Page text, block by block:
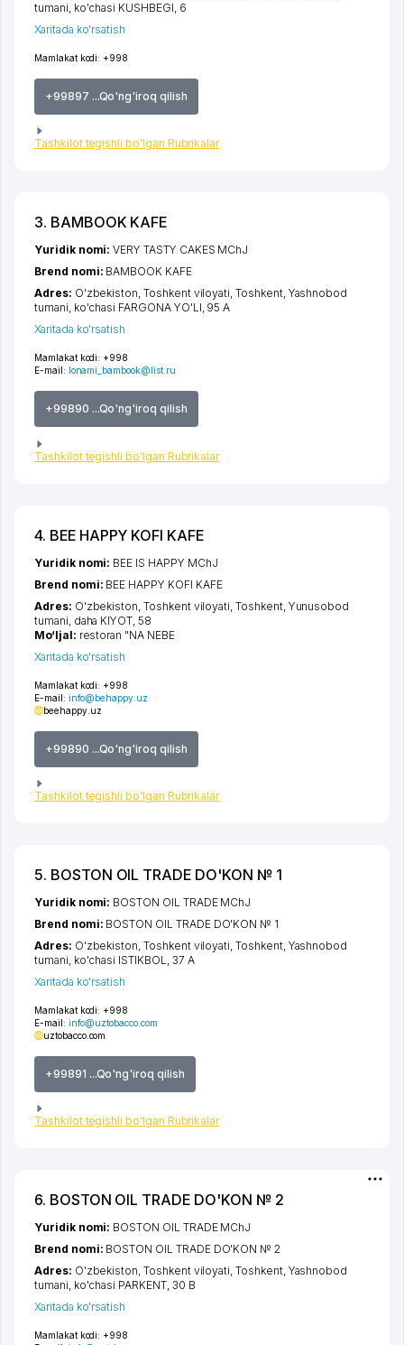
Mamlakat kodi: +998
+99897 ...Qo'ng'iroq qilish
Tashkilot tegishli bo'lgan Rubrikalar
tumani, ko'chasi KUSHBEGI, 6
Xaritada ko'rsatish
3. BAMBOOK KAFE
Mamlakat kodi: +998
E-mail: lonami_bambook@list.ru
+99890 ...Qo'ng'iroq qilish
Tashkilot tegishli bo'lgan Rubrikalar
Yuridik nomi:VERY TASTY CAKES MChJ
Brend nomi: BAMBOOK KAFE
Adres: O'zbekiston,Toshkent viloyati,Toshkent, Yashnobod
tumani, ko'chasi FARGONA YO'LI, 95 A
Xaritada ko'rsatish
4. BEE HAPPY KOFI KAFE
Mamlakat kodi: +998
E-mail: info@behappy.uz
beehappy.uz
+99890 ...Qo'ng'iroq qilish
Tashkilot tegishli bo'lgan Rubrikalar
Yuridik nomi: BEE IS HAPPY MChJ
Brend nomi: BEE HAPPY KOFI KAFE
Adres: O'zbekiston,Toshkent viloyati ,Toshkent, Yunusobod
tumani daha KIYOT , 58
Mo‘ljal: restoran "NA NEBE
Xaritada ko'rsatish
5. BOSTON OIL TRADE DO'KON № 1
Mamlakat kodi: +998
E-mail: info@uztobacco.com
uztobacco.com
+99891 ...Qo'ng'iroq qilish
Tashkilot tegishli bo'lgan Rubrikalar
Yuridik nomi: BOSTON OIL TRADE MChJ
Brend nomi: BOSTON OIL TRADE DO'KON № 1
Adres: O'zbekiston,Toshkent viloyati ,Toshkent, Yashnobod
tumani ko'chasi ISTIKBOL
, 37 A
Xaritada ko'rsatish
6. BOSTON OIL TRADE DO'KON № 2
Mamlakat kodi: +998
Yuridik nomi: BOSTON OIL TRADE MChJ
Brend nomi: BOSTON OIL TRADE DO'KON № 2
Adres: O'zbekiston,Toshkent viloyati,Toshkent, Yashnobod
tumani, ko'chasi PARKENT, 30 B
Xaritada ko'rsatish